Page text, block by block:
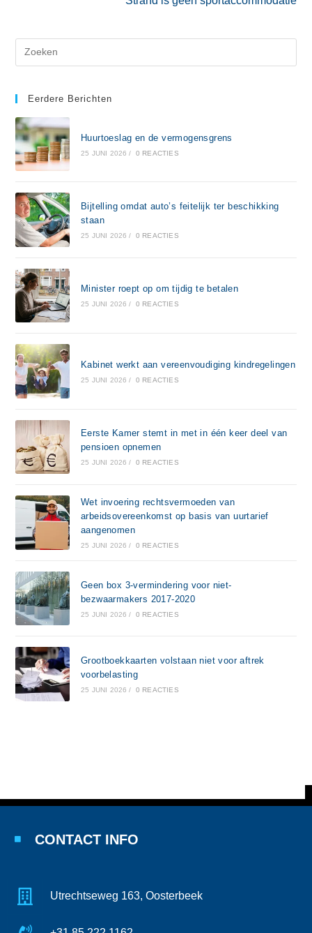
Eerdere Berichten
Huurtoeslag en de vermogensgrens
25 JUNI 2026 / 0 REACTIES
Bijtelling omdat auto’s feitelijk ter beschikking
staan
25 JUNI 2026 / 0 REACTIES
Minister roept op om tijdig te betalen
25 JUNI 2026 / 0 REACTIES
Kabinet werkt aan vereenvoudiging kindregelingen
25 JUNI 2026 / 0 REACTIES
Eerste Kamer stemt in met in één keer deel van
pensioen opnemen
25 JUNI 2026 / 0 REACTIES
Wet invoering rechtsvermoeden van
arbeidsovereenkomst op basis van uurtarief
aangenomen
25 JUNI 2026 / 0 REACTIES
Geen box 3-vermindering voor niet-
bezwaarmakers 2017-2020
25 JUNI 2026 / 0 REACTIES
Grootboekkaarten volstaan niet voor aftrek
voorbelasting
25 JUNI 2026 / 0 REACTIES
CONTACT INFO
Utrechtseweg 163, Oosterbeek